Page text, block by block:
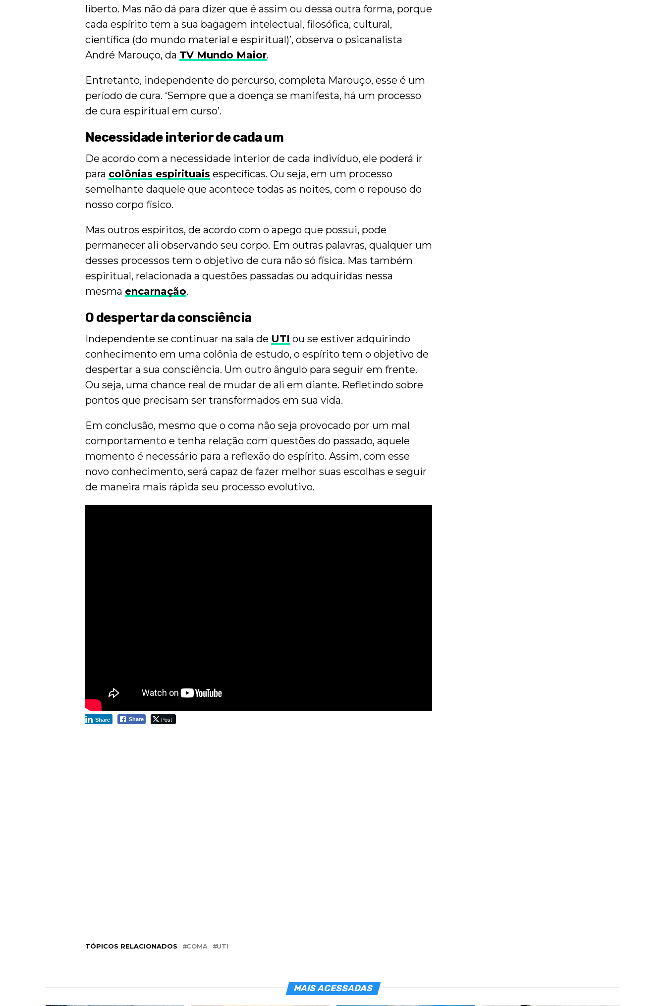
liberto. Mas não dá para dizer que é assim ou dessa outra forma, porque
cada espírito tem a sua bagagem intelectual, filosófica, cultural,
científica (do mundo material e espiritual)’, observa o psicanalista
André Marouço, da TV Mundo Maior.
Entretanto, independente do percurso, completa Marouço, esse é um
período de cura. ‘Sempre que a doença se manifesta, há um processo
de cura espiritual em curso’.
Necessidade interior de cada um
De acordo com a necessidade interior de cada indivíduo, ele poderá ir
para colônias espirituais específicas. Ou seja, em um processo
semelhante daquele que acontece todas as noites, com o repouso do
nosso corpo físico.
Mas outros espíritos, de acordo com o apego que possui, pode
permanecer ali observando seu corpo. Em outras palavras, qualquer um
desses processos tem o objetivo de cura não só física. Mas também
espiritual, relacionada a questões passadas ou adquiridas nessa
mesma encarnação.
O despertar da consciência
Independente se continuar na sala de UTI ou se estiver adquirindo
conhecimento em uma colônia de estudo, o espírito tem o objetivo de
despertar a sua consciência. Um outro ângulo para seguir em frente.
Ou seja, uma chance real de mudar de ali em diante. Refletindo sobre
pontos que precisam ser transformados em sua vida.
Em conclusão, mesmo que o coma não seja provocado por um mal
comportamento e tenha relação com questões do passado, aquele
momento é necessário para a reflexão do espírito. Assim, com esse
novo conhecimento, será capaz de fazer melhor suas escolhas e seguir
de maneira mais rápida seu processo evolutivo.
Share Post
Share
TÓPICOS RELACIONADOS COMA UTI
MAIS ACESSADAS